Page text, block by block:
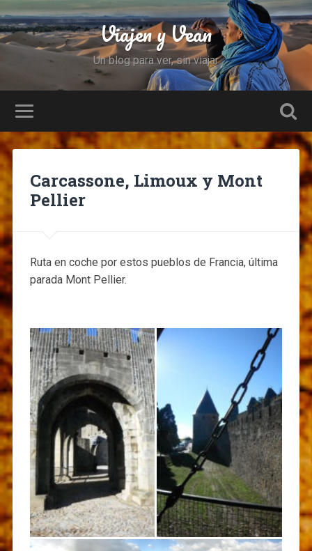
Viajen y Vean
Un blog para ver, sin viajar
Carcassone, Limoux y Mont
Pellier
Ruta en coche por estos pueblos de Francia, última
parada Mont Pellier.